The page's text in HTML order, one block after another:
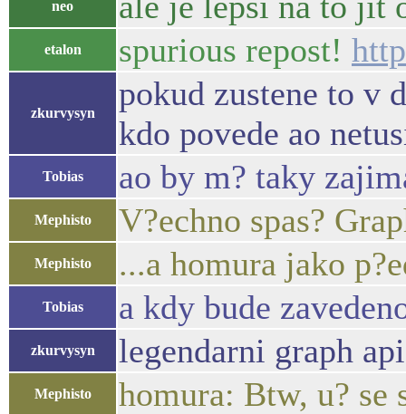
neo
etalon spurious repost!
zkurvysyn
pokud zustene to v
kdo povede ao
Tobias ao by m? taky
Mephisto V?echno spas?
Mephisto ...a homura jako
Tobias a kdy bude
zkurvysyn legendarni graph
Mephisto homura: Btw, u? se